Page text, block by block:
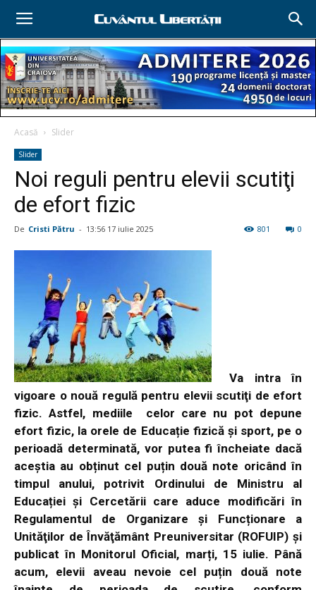
Acasă Slider
Slider
Noi reguli pentru elevii scutiţi
de efort fizic
De Cristi Pătru - 13:56 17 iulie 2025 0
801
Va intra în
vigoare o nouă regulă pentru elevii scutiţi de efort
fizic. Astfel, mediile celor care nu pot depune
efort fizic, la orele de Educație fizică și sport, pe o
perioadă determinată, vor putea fi încheiate dacă
aceștia au obținut cel puțin două note oricând în
timpul anului, potrivit Ordinului de Ministru al
Educației și Cercetării care aduce modificări în
Regulamentul de Organizare și Funcționare a
Unităţilor de Învăţământ Preuniversitar (ROFUIP) și
publicat în Monitorul Oficial, marți, 15 iulie. Până
acum, elevii aveau nevoie cel puțin două note